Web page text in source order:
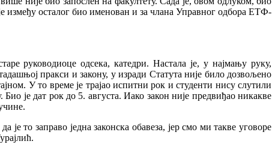
између осталог био именован и за члана Управног одбора ЕТФ-
руководиоце одсека, катедри. Настала је, у најмању руку,
пракси и закону, у изради Статута није било дозвољено
У то време је трајао испитни рок и студенти нису слутили
је дат рок до 5. августа. Иако закон није предвиђао никакве
то заправо једна законска обавеза, јер смо ми такве уговоре